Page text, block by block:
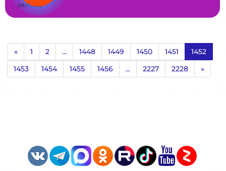
08.11.2022
« 1 2 ... 1448 1449 1450 1451
1452
1453
1454 1455 1456 ... 2227 2228 »